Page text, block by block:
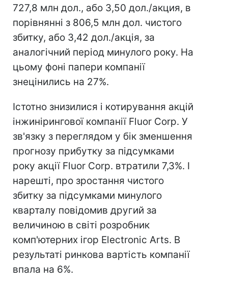
727,8 млн дол., або 3,50 дол./акция, в
порівнянні з 806,5 млн дол. чистого
збитку, або 3,42 дол./акція, за
аналогічний період минулого року. На
цьому фоні папери компанії
знецінились на 27%.
Істотно знизилися і котирування акцій
інжинірингової компанії Fluor Corp. У
зв'язку з переглядом у бік зменшення
прогнозу прибутку за підсумками
року акції Fluor Corp. втратили 7,3%. І
нарешті, про зростання чистого
збитку за підсумками минулого
кварталу повідомив другий за
величиною в світі розробник
комп'ютерних ігор Electronic Arts. В
результаті ринкова вартість компанії
впала на 6%.